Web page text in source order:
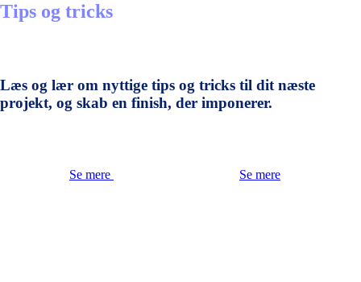
Tips og tricks
Læs og lær om nyttige tips og tricks til dit næste
projekt, og skab en finish, der imponerer.
Se mere Se mere